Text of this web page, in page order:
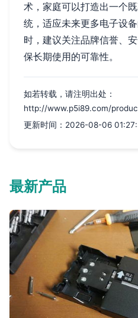
术，家庭可以打造出一个
统，适应未来更多电子设
时，建议关注品牌信誉、
保长期使用的可靠性。
如若转载，请注明出处：
http://www.p5i89.com/
更新时间：2026-08-06
最新产品